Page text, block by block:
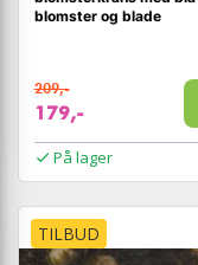
blomster og blade
209,-
179,-
På lager
TILBUD